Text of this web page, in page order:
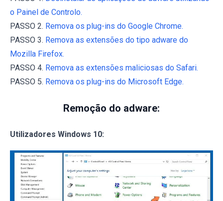
o Painel de Controlo.
PASSO 2. Remova os plug-ins do Google Chrome.
PASSO 3. Remova as extensões do tipo adware do
Mozilla Firefox.
PASSO 4. Remova as extensões maliciosas do Safari.
PASSO 5. Remova os plug-ins do Microsoft Edge.
Remoção do adware:
Utilizadores Windows 10: